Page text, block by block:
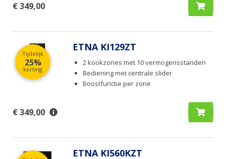
€ 349,00
Tijdelijk
25%
korting
ETNA KI129ZT
2 kookzones met 10 vermogensstanden
Bediening met centrale slider
Boostfunctie per zone
€ 349,00
ETNA KI560KZT